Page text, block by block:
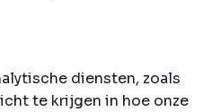
diensten, zoals
te krijgen in hoe onze